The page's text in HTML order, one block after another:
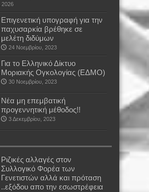
2026
Επιγενετική υπογραφή για την
παχυσαρκία βρέθηκε σε
μελέτη διδύμων
24 Νοεμβρίου, 2023
Για το Ελληνικό Δίκτυο
Μοριακής Ογκολογίας (ΕΔΜΟ)
30 Νοεμβρίου, 2023
Νέα μη επεμβατική
προγεννητική μέθοδος!!
3 Δεκεμβρίου, 2023
Ριζικές αλλαγές στον
Συλλογικό Φορέα των
Γενετιστών αλλά και πρόταση
..εξόδου απο την εσωστρέφεια